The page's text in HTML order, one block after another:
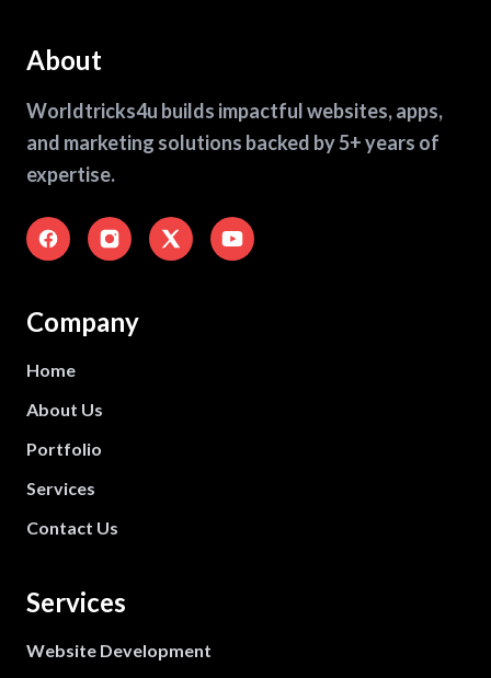
About
Worldtricks4u builds impactful websites, apps,
and marketing solutions backed by 5+ years of
expertise.
Company
Home
About Us
Portfolio
Services
Contact Us
Services
Website Development